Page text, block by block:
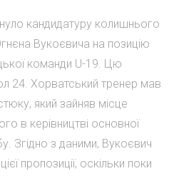
кандидатуру колишнього
Вукоєвича на позицію
команди U-19. Цю
24. Хорватський тренер мав
який зайняв місце
в керівництві основної
Згідно з даними, Вукоєвич
пропозиції, оскільки поки